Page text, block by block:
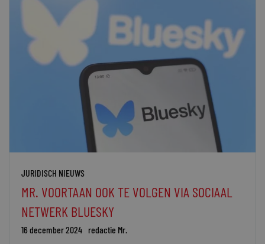
JURIDISCH NIEUWS
MR. VOORTAAN OOK TE VOLGEN VIA SOCIAAL
NETWERK BLUESKY
16 december 2024 redactie Mr.